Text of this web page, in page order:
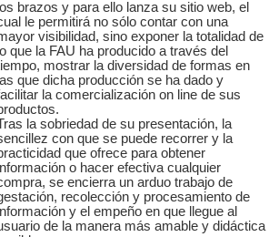
los brazos y para ello lanza su sitio web, el
le permitirá no sólo contar con una
visibilidad, sino exponer la totalidad de
lo que la FAU ha producido a través del
mostrar la diversidad de formas en
las que dicha producción se ha dado y
la comercialización on line de sus
la sobriedad de su presentación, la
con que se puede recorrer y la
que ofrece para obtener
o hacer efectiva cualquier
se encierra un arduo trabajo de
recolección y procesamiento de
y el empeño en que llegue al
de la manera más amable y didáctica